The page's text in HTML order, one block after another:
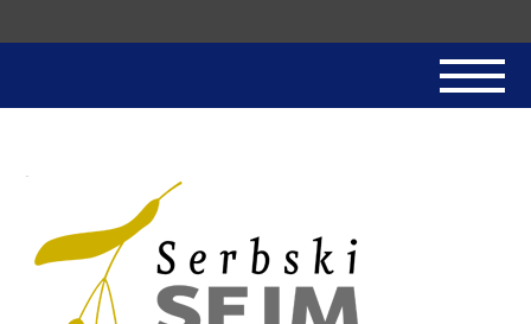
SERBSKI SEJM
JADNAŃSKI PÓRĚD
PROTOKOLE / HOBZAMKŃEŃA